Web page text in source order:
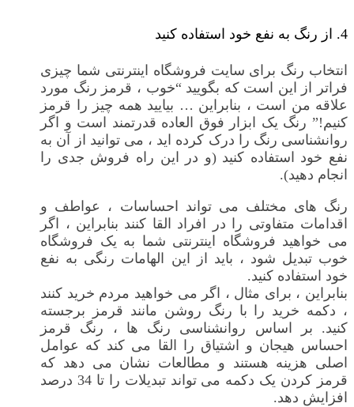
4. از رنگ به نفع خود استفاده کنید
انتخاب رنگ برای سایت فروشگاه اینترنتی شما چیزی
فراتر از این است که بگویید “خوب ، قرمز رنگ مورد
علاقه من است ، بنابراین … بیایید همه چیز را قرمز
کنیم!” رنگ یک ابزار فوق العاده قدرتمند است و اگر
روانشناسی رنگ را درک کرده اید ، می توانید از آن به
نفع خود استفاده کنید (و در این راه فروش جدی را
انجام دهید).
رنگ های مختلف می تواند احساسات ، عواطف و
اقدامات متفاوتی را در افراد القا کنند بنابراین ، اگر
می خواهید فروشگاه اینترنتی شما به یک فروشگاه
خوب تبدیل شود ، باید از این الهامات رنگی به نفع
خود استفاده کنید.
بنابراین ، برای مثال ، اگر می خواهید مردم خرید کنند
، دکمه خرید را با رنگ روشن مانند قرمز برجسته
کنید. بر اساس روانشناسی رنگ ها ، رنگ قرمز
احساس هیجان و اشتیاق را القا می کند که عوامل
اصلی هزینه هستند و مطالعات نشان می دهد که
قرمز کردن یک دکمه می تواند تبدیلات را تا 34 درصد
افزایش دهد.